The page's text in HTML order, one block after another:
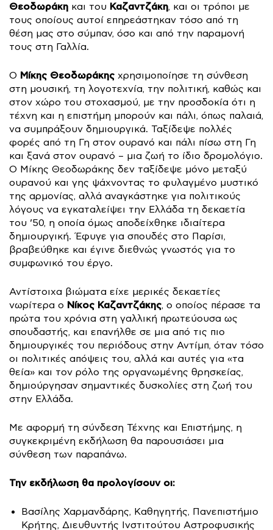
Θεοδωράκη και του Καζαντζάκη, και οι τρόποι με
τους οποίους αυτοί επηρεάστηκαν τόσο από τη
θέση μας στο σύμπαν, όσο και από την παραμονή
τους στη Γαλλία.
Ο Μίκης Θεοδωράκης χρησιμοποίησε τη σύνθεση
στη μουσική, τη λογοτεχνία, την πολιτική, καθώς και
στον χώρο του στοχασμού, με την προσδοκία ότι η
τέχνη και η επιστήμη μπορούν και πάλι, όπως παλαιά,
να συμπράξουν δημιουργικά. Ταξίδεψε πολλές
φορές από τη Γη στον ουρανό και πάλι πίσω στη Γη
και ξανά στον ουρανό – μια ζωή το ίδιο δρομολόγιο.
Ο Μίκης Θεοδωράκης δεν ταξίδεψε μόνο μεταξύ
ουρανού και γης ψάχνοντας το φυλαγμένο μυστικό
της αρμονίας, αλλά αναγκάστηκε για πολιτικούς
λόγους να εγκαταλείψει την Ελλάδα τη δεκαετία
του ’50, η οποία όμως αποδείχθηκε ιδιαίτερα
δημιουργική. Έφυγε για σπουδές στο Παρίσι,
βραβεύθηκε και έγινε διεθνώς γνωστός για το
συμφωνικό του έργο.
Αντίστοιχα βιώματα είχε μερικές δεκαετίες
νωρίτερα ο Νίκος Καζαντζάκης, ο οποίος πέρασε τα
πρώτα του χρόνια στη γαλλική πρωτεύουσα ως
σπουδαστής, και επανήλθε σε μια από τις πιο
δημιουργικές του περιόδους στην Αντίμπ, όταν τόσο
οι πολιτικές απόψεις του, αλλά και αυτές για «τα
θεία» και τον ρόλο της οργανωμένης θρησκείας,
δημιούργησαν σημαντικές δυσκολίες στη ζωή του
στην Ελλάδα.
Με αφορμή τη σύνδεση Τέχνης και Επιστήμης, η
συγκεκριμένη εκδήλωση θα παρουσιάσει μια
σύνθεση των παραπάνω.
Την εκδήλωση θα προλογίσουν οι:
Βασίλης Χαρμανδάρης, Καθηγητής, Πανεπιστήμιο
Κρήτης, Διευθυντής Ινστιτούτου Αστροφυσικής